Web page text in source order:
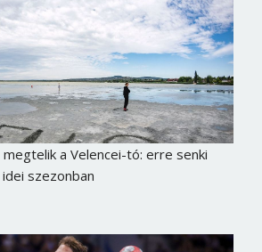
megtelik a Velencei-tó: erre senki
szezonban